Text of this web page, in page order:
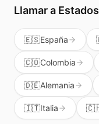
Llamar a
🇪🇸España
🇨🇴Colombia
🇩🇪Alemania
🇮🇹Italia